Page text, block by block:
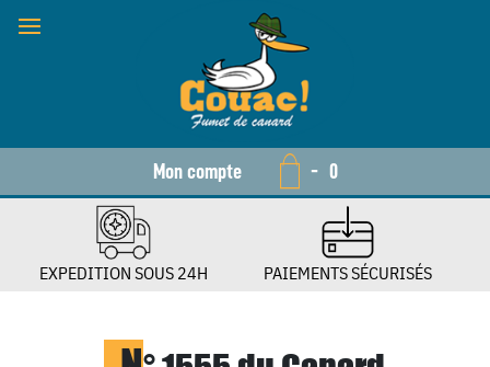
Mon compte - 0
EXPEDITION SOUS 24H PAIEMENTS SÉCURISÉS